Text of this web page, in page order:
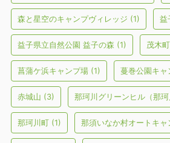
森と星空のキャンプヴィレッジ (1) 益
益子県立自然公園 益子の森 (1) 茂木町
菖蒲ケ浜キャンプ場 (1) 蔓巻公園キャ
赤城山 (3) 那珂川グリーンヒル（那
那珂川町 (1) 那須いなか村オートキャ